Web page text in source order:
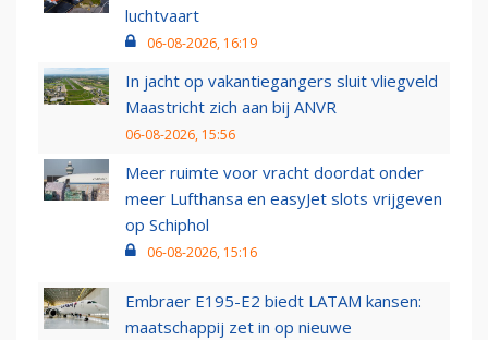
luchtvaart
06-08-2026, 16:19
In jacht op vakantiegangers sluit vliegveld
Maastricht zich aan bij ANVR
06-08-2026, 15:56
Meer ruimte voor vracht doordat onder
meer Lufthansa en easyJet slots vrijgeven
op Schiphol
06-08-2026, 15:16
Embraer E195-E2 biedt LATAM kansen:
maatschappij zet in op nieuwe